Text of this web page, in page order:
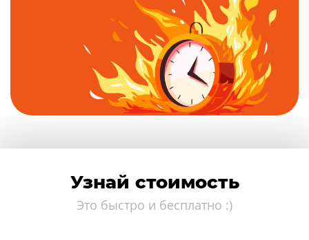
Узнай стоимость
Это быстро и бесплатно :)